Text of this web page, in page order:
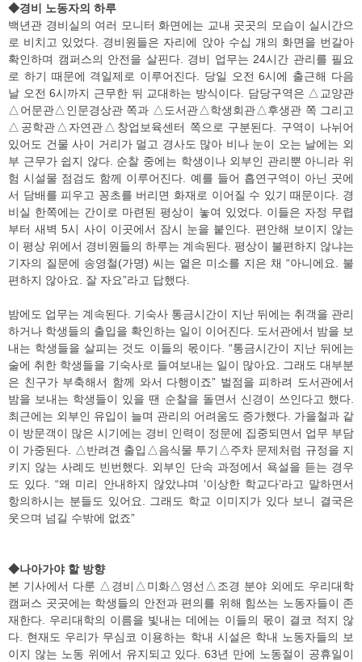
◆경비 노동자의 하루
백년관 경비실의 여러 모니터 화면에는 교내 곳곳의 모습이 실시간으
로 비치고 있었다. 경비원들은 자리에 앉아 수십 개의 화면을 번갈아
확인하며 캠퍼스의 안전을 살핀다. 경비 업무는 24시간 관리를 필요
로 하기 때문에 격일제로 이루어진다. 당일 오전 6시에 출근해 다음
날 오전 6시까지 근무한 뒤 교대하는 방식이다. 담당구역은 △교양관
△어문관△인문경상관 쪽과 △도서관△학생회관△후생관 쪽 그리고
△공학관△자연관△창업보육센터 쪽으로 구분된다. 구역이 나뉘어
있어도 건물 사이 거리가 멀고 경사도 많아 비나 눈이 오는 날에는 외
부 근무가 쉽지 않다. 순찰 중에는 학생이나 외부인 관리뿐 아니라 위
험 시설물 점검도 함께 이루어진다. 예를 들어 흡연구역이 아닌 곳에
서 담배를 피우고 꽁초를 버리면 화재로 이어질 수 있기 때문이다. 경
비실 한쪽에는 간이로 마련된 평상이 놓여 있었다. 이들은 자정 무렵
부터 새벽 5시 사이 이곳에서 잠시 눈을 붙인다. 편안해 보이지 않는
이 평상 위에서 경비원들의 하루는 계속된다. 평상이 불편하지 않냐는
기자의 질문에 송영철(가명) 씨는 옅은 미소를 지은 채 “아니에요. 불
편하지 않아요. 잘 자요”라고 답했다.
밤에도 업무는 계속된다. 기숙사 통금시간이 지난 뒤에는 취객을 관리
하거나 학생들의 출입을 확인하는 일이 이어진다. 도서관에서 밤을 보
내는 학생들을 살피는 것도 이들의 몫이다. “통금시간이 지난 뒤에는
술에 취한 학생들을 기숙사로 들여보내는 일이 많아요. 그래도 대부분
은 친구가 부축해서 함께 와서 다행이죠” 벌점을 피하려 도서관에서
밤을 보내는 학생들이 있을 땐 순찰을 돌면서 신경이 쓰인다고 했다.
최근에는 외부인 유입이 늘며 관리의 어려움도 증가했다. 가을철과 같
이 방문객이 많은 시기에는 경비 인력이 정문에 집중되면서 업무 부담
이 가중된다. △반려견 출입△음식물 투기△주차 문제처럼 규정을 지
키지 않는 사례도 빈번했다. 외부인 단속 과정에서 욕설을 듣는 경우
도 있다. “왜 미리 안내하지 않았냐며 ‘이상한 학교다’라고 말하면서
항의하시는 분들도 있어요. 그래도 학교 이미지가 있다 보니 결국은
웃으며 넘길 수밖에 없죠”
◆나아가야 할 방향
본 기사에서 다룬 △경비△미화△영선△조경 분야 외에도 우리대학
캠퍼스 곳곳에는 학생들의 안전과 편의를 위해 힘쓰는 노동자들이 존
재한다. 우리대학의 이름을 빛내는 데에는 이들의 몫이 결코 적지 않
다. 현재도 우리가 무심코 이용하는 학내 시설은 학내 노동자들의 보
이지 않는 노동 위에서 유지되고 있다. 63년 만에 노동절이 공휴일이